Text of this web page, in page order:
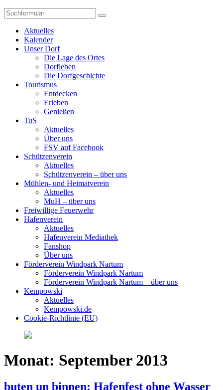
Suchen
Aktuelles
Kalender
Unser Dorf
Die Lage des Ortes
Dorfleben
Die Dorfgeschichte
Tourismus
Entdecken
Erleben
Genießen
TuS
Aktuelles
Über uns
FSV auf Facebook
Schützenverein
Aktuelles
Schützenverein – über uns
Mühlen- und Heimatverein
Aktuelles
MuH – über uns
Freiwillige Feuerwehr
Hafenverein
Aktuelles
Hafenverein Mediathek
Fanshop
Über uns
Förderverein Windpark Nartum
Förderverein Windpark Nartum
Förderverein Windpark Nartum – über uns
Kempowski
Aktuelles
Kempowski.de
Cookie-Richtlinie (EU)
Monat: September 2013
buten un binnen: Hafenfest ohne Wasser